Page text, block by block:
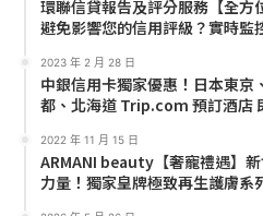
環聯信貸報告及評分服務【全方
避免影響您的信用評級？實時監
2023 年 2 月 28 日
中銀信用卡獨家優惠！日本東京
都、北海道 Trip.com 預訂酒店
2022 年 11 月 15 日
ARMANI beauty【奢寵禮遇】
力量！獨家皇牌極致再生護膚系